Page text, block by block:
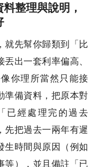
整理與說明，
就先幫你歸類到「比
出一套利率偏高、
你理所當然只能接
準備資料，把原本對
已經處理完的過去
先把過去一兩年有遲
生時間與原因（例如
等），並且備註「已